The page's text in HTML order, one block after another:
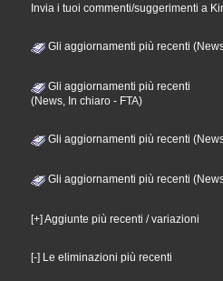
Invia i tuoi commenti/suggerimenti a
Gli aggiornamenti più recenti
Gli aggiornamenti più recenti
(News, In chiaro - FTA)
Gli aggiornamenti più recenti
Gli aggiornamenti più recenti
[+] Aggiunte più recenti / variazioni
[-] Le eliminazioni più recenti